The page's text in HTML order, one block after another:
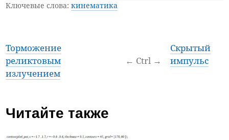
Ключевые слова:кинематика
Торможение
реликтовым
излучением
← Ctrl →
Скрытый
импульс
Читайте также